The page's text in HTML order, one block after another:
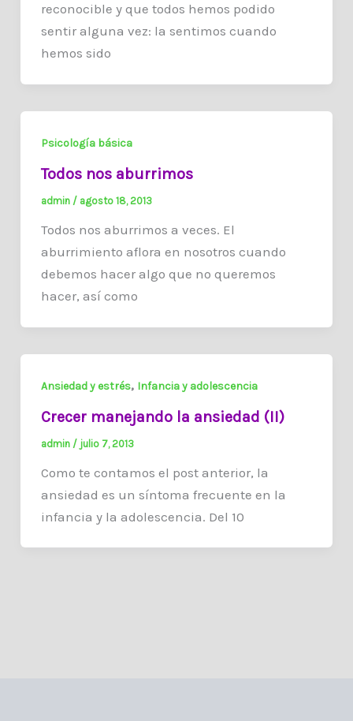
reconocible y que todos hemos podido
sentir alguna vez: la sentimos cuando
hemos sido
Psicología básica
Todos nos aburrimos
admin / agosto 18, 2013
Todos nos aburrimos a veces. El
aburrimiento aflora en nosotros cuando
debemos hacer algo que no queremos
hacer, así como
Ansiedad y estrés, Infancia y adolescencia
Crecer manejando la ansiedad (II)
admin / julio 7, 2013
Como te contamos el post anterior, la
ansiedad es un síntoma frecuente en la
infancia y la adolescencia. Del 10